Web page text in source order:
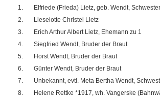
Elfriede (Frieda) Lietz, geb. Wendt,
Lieselotte Christel Lietz
Erich Arthur Albert Lietz, Ehemann zu 1
Siegfried Wendt, Bruder der Braut
Horst Wendt, Bruder der Braut
Günter Wendt, Bruder der Braut
Unbekannt, evtl. Meta Bertha Wendt,
Helene Rettke *1917, wh. Vangerske